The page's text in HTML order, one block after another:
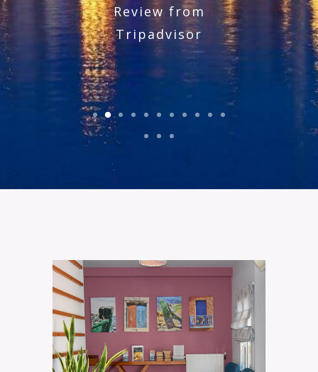
Review from
Tripadvisor
Review
Guide your Day